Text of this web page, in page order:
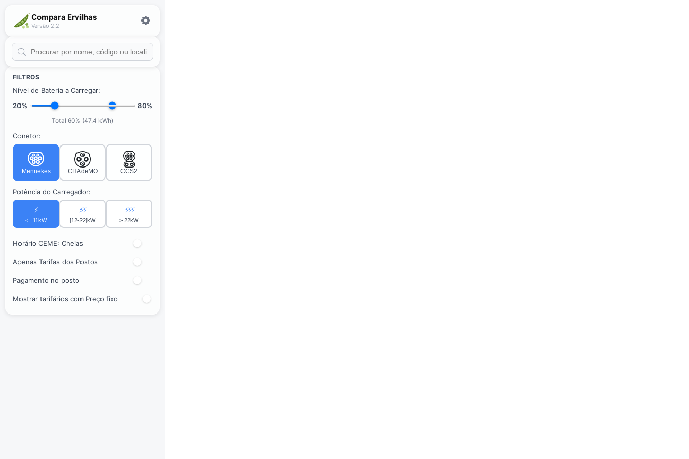
Compara Ervilhas
Versão 2.2
FILTROS
Nível de Bateria a Carregar:
20%
80%
Total 60% (47.4 kWh)
Conetor:
Mennekes CHAdeMO CCS2
Potência do Carregador:
⚡
<= 11kW
⚡⚡
[12-22]kW
⚡⚡⚡
> 22kW
Horário CEME: Cheias
Apenas Tarifas dos Postos
Pagamento no posto
Mostrar tarifários com Preço fixo